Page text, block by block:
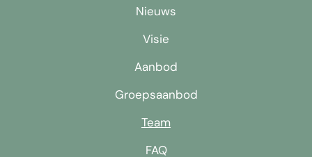
Nieuws
Visie
Aanbod
Groepsaanbod
Team
FAQ